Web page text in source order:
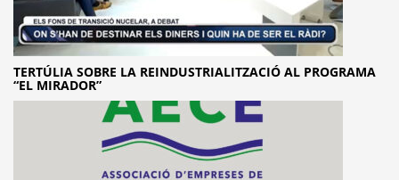
TERTÚLIA SOBRE LA REINDUSTRIALITZACIÓ AL PROGRAMA
“EL MIRADOR”